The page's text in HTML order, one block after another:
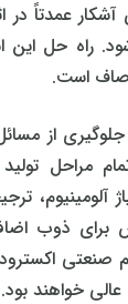
عمدتاً در
راه حل
صاف است.
جلوگیری از
مراحل
برای ذوب
صنعتی
خواهند بود.